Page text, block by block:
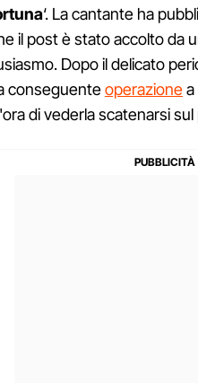
‘. La cantante ha
il post è stato accolto da
Dopo il delicato
conseguenteoperazione
di vederla scatenarsi sul